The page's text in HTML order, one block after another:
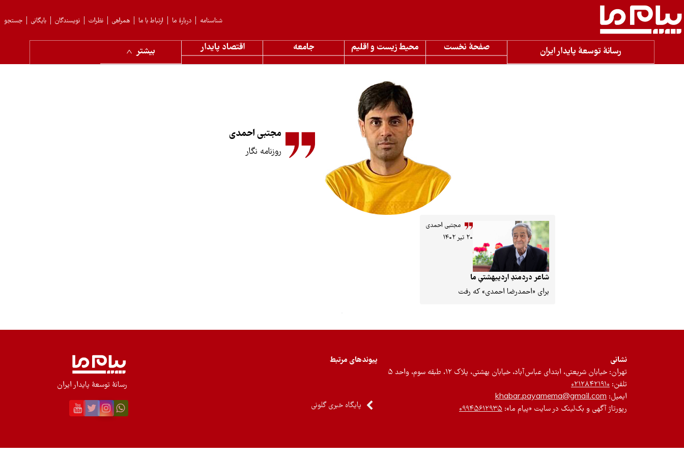
جستجو بایگانی نویسندگان نظرات همراهی ارتباط با ما دربارهٔ ما شناسنامه
رسانۀ توسعۀ پایدار ایران صفحۀ نخست محیط زیست و اقلیم جامعه اقتصاد پایدار بیشتر
مجتبی احمدی
روزنامه نگار
مجتبی احمدی
۲۰ تیر ۱۴۰۲
شاعر دردمندِ اردیبهشتیِ ما
برای «احمدرضا احمدی» که رفت
نشانی
تهران: خیابان شریعتی، ابتدای عباس‌آباد، خیابان بهشتی، پلاک ۱۲، طبقه سوم، واحد ۵
تلفن: ۰۲۱۲۸۴۲۱۹۱۰
ایمیل: khabar.payamema@gmail.com
رپورتاژ آگهی و بک‌لینک در سایت «پیام ما»: ۰۹۹۴۵۶۱۲۹۳۵
پیوندهای مرتبط
پایگاه خبری گلونی
رسانۀ توسعۀ پایدار ایران